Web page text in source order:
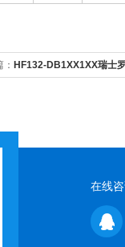
HF132-DB1XX1XX瑞士
在线